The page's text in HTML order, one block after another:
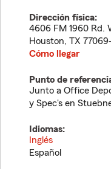
Dirección física:
4606 FM 1960 Rd.
Houston, TX
Cómo llegar
Punto de
Junto a Office
y Spec's en
Idiomas:
Inglés
Español